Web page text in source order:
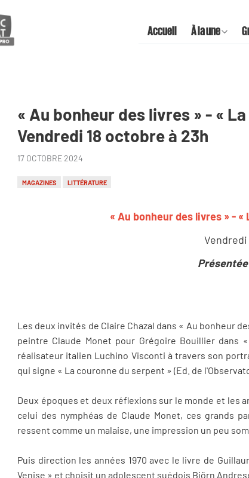
Accueil À la une
« Au bonheur des livres » - «
Vendredi 18 octobre à 23h
17 OCTOBRE 2024
MAGAZINES LITTÉRATURE
« Au bonheur des livres » -
Vendredi
Les deux invités de Claire Chazal dans « Au bonheur
peintre Claude Monet pour Grégoire Bouillier dans
réalisateur italien Luchino Visconti à travers son
qui signe « La couronne du serpent » (Ed. de
Deux époques et deux réflexions sur le monde et les
celui des nymphéas de Claude Monet, ces grands
ressent comme un malaise, une impression un peu
Puis direction les années 1970 avec le livre de
Venise » et choisit un adolescent suédois Björn